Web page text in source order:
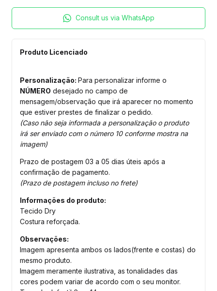
Consult us via WhatsApp
Produto Licenciado
Personalização: Para personalizar informe o
NÚMERO desejado no campo de
mensagem/observação que irá aparecer no momento
que estiver prestes de finalizar o pedido.
(Caso não seja informada a personalização o produto
irá ser enviado com o número 10 conforme mostra na
imagem)
Prazo de postagem 03 a 05 dias úteis após a
confirmação de pagamento.
(Prazo de postagem incluso no frete)
Informações do produto:
Tecido Dry
Costura reforçada.
Observações:
Imagem apresenta ambos os lados(frente e costas) do
mesmo produto.
Imagem meramente ilustrativa, as tonalidades das
cores podem variar de acordo com o seu monitor.